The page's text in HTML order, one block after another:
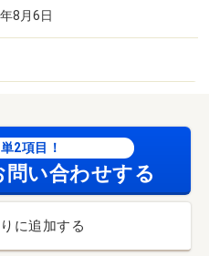
8月6日
2項目！
問い合わせする
に追加する